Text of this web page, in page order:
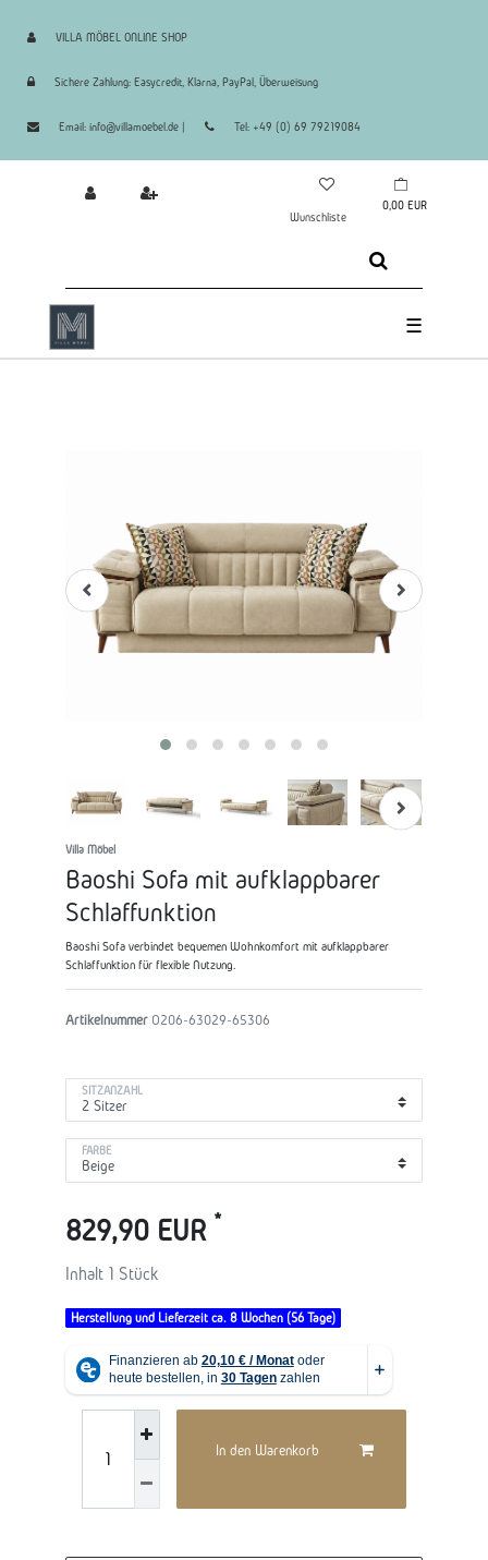
VILLA MÖBEL ONLINE SHOP
Sichere Zahlung: Easycredit, Klarna, PayPal, Überweisung
Email: info@villamoebel.de | Tel: +49 (0) 69 79219084
☰
Wunschliste
0,00 EUR
Villa Möbel
Baoshi Sofa mit aufklappbarer
Schlaffunktion
Baoshi Sofa verbindet bequemen Wohnkomfort mit aufklappbarer
Schlaffunktion für flexible Nutzung.
Artikelnummer O206-63029-65306
SITZANZAHL
FARBE
829,90 EUR *
Inhalt 1 Stück
Herstellung und Lieferzeit ca. 8 Wochen (56 Tage)
In den Warenkorb